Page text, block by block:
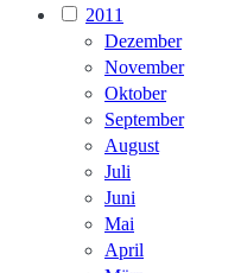
2011
Dezember
November
Oktober
September
August
Juli
Juni
Mai
April